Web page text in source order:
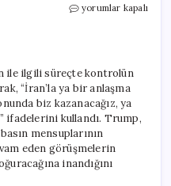
Trump’tan
yapmazsanız
yok
olursunuz’
için
yorumlar kapalı
ile ilgili süreçte kontrolün
“İran’la ya bir anlaşma
biz kazanacağız, ya
ifadelerini kullandı. Trump,
mensuplarının
eden görüşmelerin
inandığını